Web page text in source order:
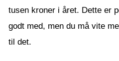
tusen kroner i året. Dette er
godt med, men du må vite
til det.